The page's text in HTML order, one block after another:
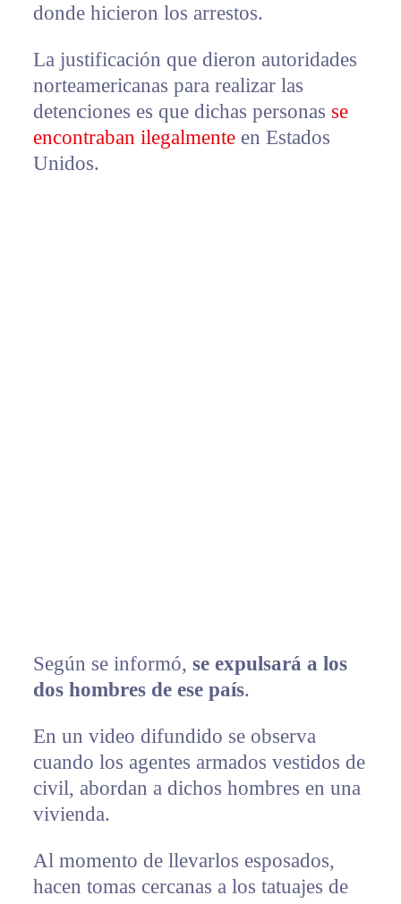
donde hicieron los arrestos.
La justificación que dieron autoridades
norteamericanas para realizar las
detenciones es que dichas personas se
encontraban ilegalmenteen Estados
Unidos.
Según se informó, se expulsará a los
dos hombres de ese país.
En un video difundido se observa
cuando los agentes armados vestidos de
civil, abordan a dichos hombres en una
vivienda.
Al momento de llevarlos esposados,
hacen tomas cercanas a los tatuajes de